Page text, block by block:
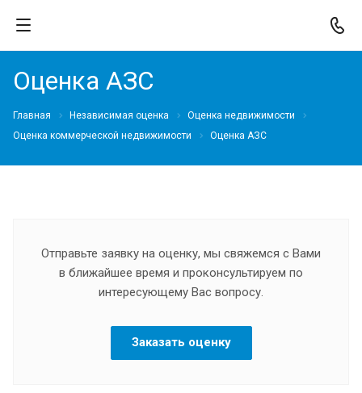
Оценка АЗС
Главная Независимая оценка
Оценка недвижимости
Оценка коммерческой недвижимости
Оценка АЗС
Отправьте заявку на оценку, мы свяжемся с Вами
в ближайшее время и проконсультируем по
интересующему Вас вопросу.
Заказать оценку